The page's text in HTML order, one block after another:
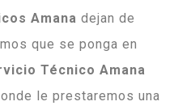
Amana dejan de
que se ponga en
Técnico Amana
le prestaremos una